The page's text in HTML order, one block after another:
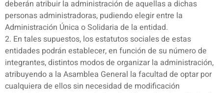
deberán atribuir la administración de aquellas a dichas
personas administradoras, pudiendo elegir entre la
Administración Única o Solidaria de la entidad.
2. En tales supuestos, los estatutos sociales de estas
entidades podrán establecer, en función de su número de
integrantes, distintos modos de organizar la administración,
atribuyendo a la Asamblea General la facultad de optar por
cualquiera de ellos sin necesidad de modificación